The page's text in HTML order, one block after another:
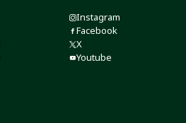
Instagram
Facebook
X
Youtube